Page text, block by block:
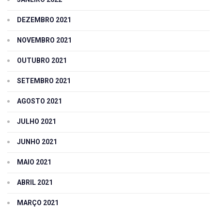
DEZEMBRO 2021
NOVEMBRO 2021
OUTUBRO 2021
SETEMBRO 2021
AGOSTO 2021
JULHO 2021
JUNHO 2021
MAIO 2021
ABRIL 2021
MARÇO 2021